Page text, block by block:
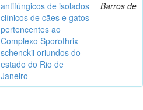
antifúngicos de isolados
clínicos de cães e gatos
pertencentes ao
Complexo Sporothrix
schenckii oriundos do
estado do Rio de
Janeiro
Barros de